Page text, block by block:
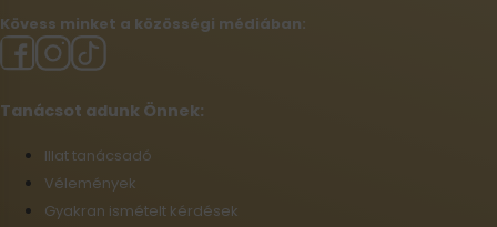
Kövess minket a közösségi médiában:
Tanácsot adunk Önnek:
Illat tanácsadó
Vélemények
Gyakran ismételt kérdések